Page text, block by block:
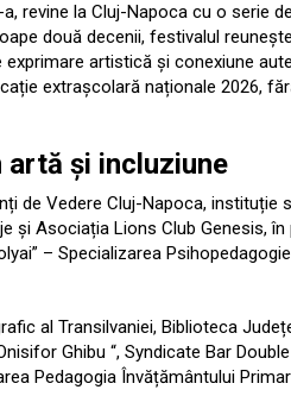
revine la Cluj-Napoca cu o serie
două decenii, festivalul
artistică și conexiune
extrașcolară naționale 2026,
artă și incluziune
de Vedere Cluj-Napoca, instituție
și Asociația Lions Club Genesis,
– Specializarea
al Transilvaniei, Biblioteca
Ghibu “, Syndicate Bar
Pedagogia Învățământului